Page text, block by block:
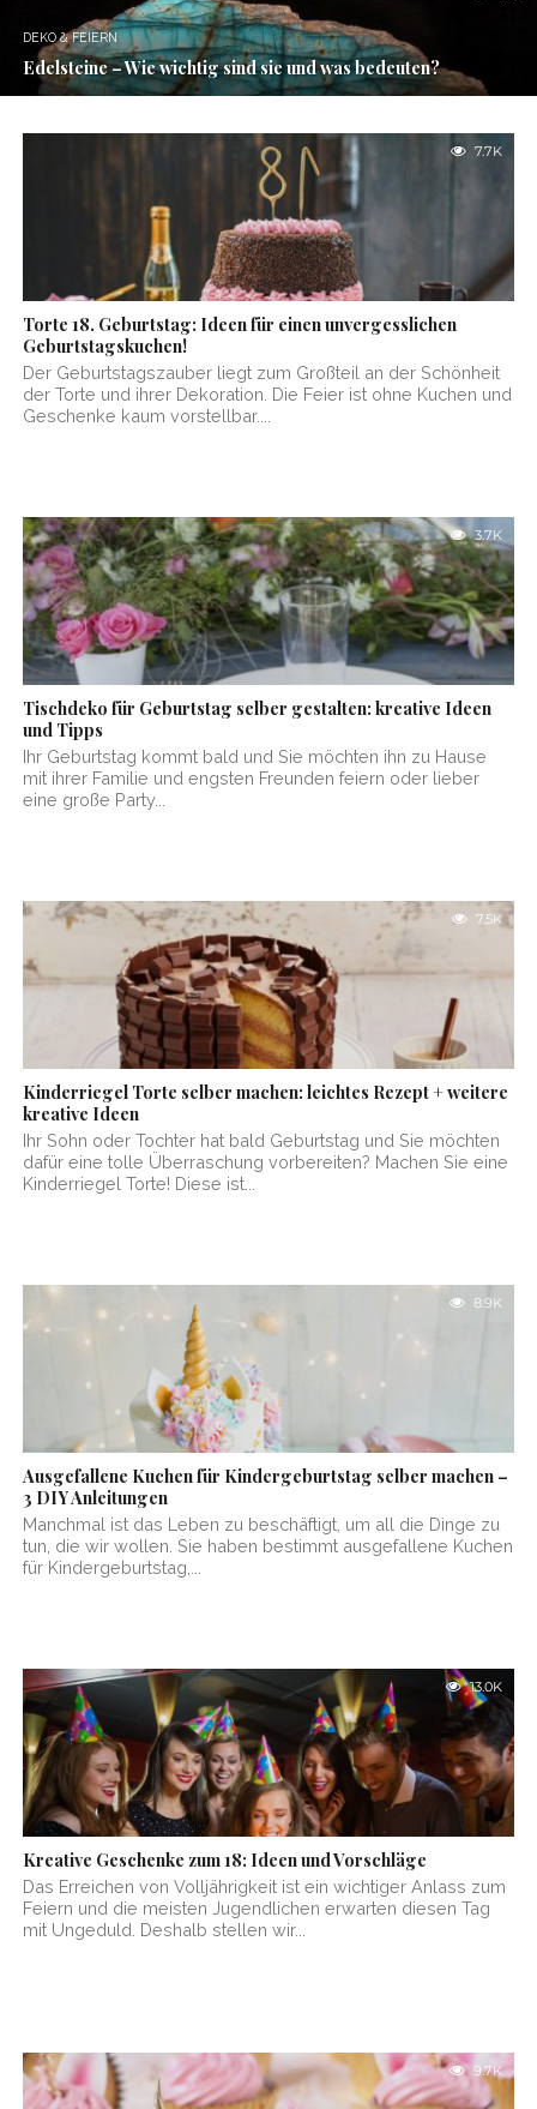
DEKO & FEIERN
Edelsteine – Wie wichtig sind sie und was bedeuten?
7.7K
Torte 18. Geburtstag: Ideen für einen unvergesslichen
Geburtstagskuchen!
Der Geburtstagszauber liegt zum Großteil an der Schönheit
der Torte und ihrer Dekoration. Die Feier ist ohne Kuchen und
Geschenke kaum vorstellbar....
3.7K
Tischdeko für Geburtstag selber gestalten: kreative Ideen
und Tipps
Ihr Geburtstag kommt bald und Sie möchten ihn zu Hause
mit ihrer Familie und engsten Freunden feiern oder lieber
eine große Party...
7.5K
Kinderriegel Torte selber machen: leichtes Rezept + weitere
kreative Ideen
Ihr Sohn oder Tochter hat bald Geburtstag und Sie möchten
dafür eine tolle Überraschung vorbereiten? Machen Sie eine
Kinderriegel Torte! Diese ist...
8.9K
Ausgefallene Kuchen für Kindergeburtstag selber machen –
3 DIY Anleitungen
Manchmal ist das Leben zu beschäftigt, um all die Dinge zu
tun, die wir wollen. Sie haben bestimmt ausgefallene Kuchen
für Kindergeburtstag,...
13.0K
Kreative Geschenke zum 18: Ideen und Vorschläge
Das Erreichen von Volljährigkeit ist ein wichtiger Anlass zum
Feiern und die meisten Jugendlichen erwarten diesen Tag
mit Ungeduld. Deshalb stellen wir...
9.7K